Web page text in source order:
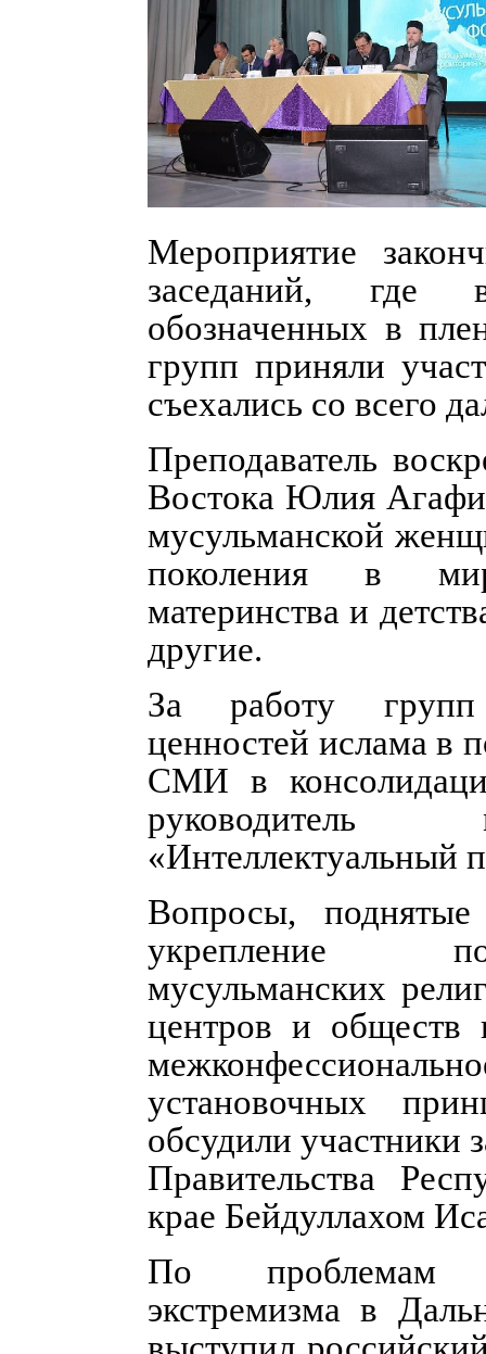
Мероприятие
заседаний, где
обозначенных в
групп приняли
съехались со всего
Преподаватель
Востока Юлия
мусульманской
поколения в
материнства и
другие.
За работу групп
ценностей ислама в
СМИ в
руководитель
«Интеллектуальный
Вопросы,
укрепление
мусульманских
центров и
установочных
обсудили участники
Правительства
крае Бейдуллахом
По проблемам
экстремизма в